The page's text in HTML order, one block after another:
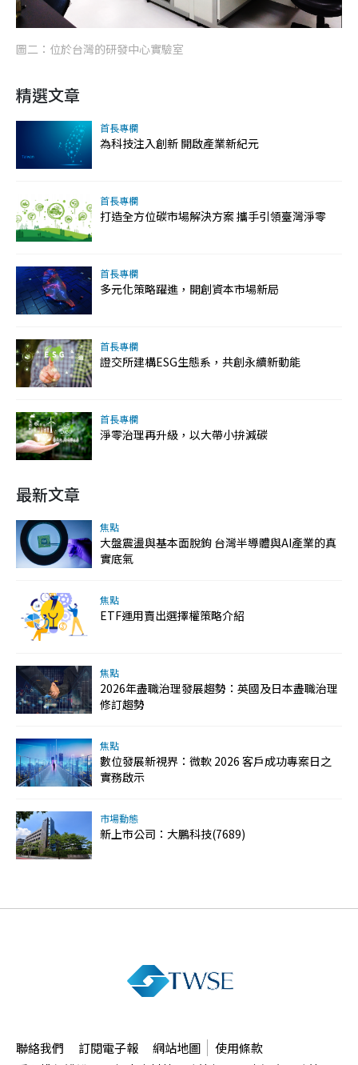
圖二：位於台灣的研發中心實驗室
精選文章
首長專欄
為科技注入創新 開啟產業新紀元
首長專欄
打造全方位碳市場解決方案 攜手引領臺灣淨零
首長專欄
多元化策略躍進，開創資本市場新局
首長專欄
證交所建構ESG生態系，共創永續新動能
首長專欄
淨零治理再升級，以大帶小拚減碳
最新文章
焦點
大盤震盪與基本面脫鉤 台灣半導體與AI產業的真
實底氣
焦點
ETF運用賣出選擇權策略介紹
焦點
2026年盡職治理發展趨勢：英國及日本盡職治理
修訂趨勢
焦點
數位發展新視界：微軟 2026 客戶成功專案日之
實務啟示
市場動態
新上市公司：大鵬科技(7689)
聯絡我們 訂閱電子報 網站地圖
使用條款